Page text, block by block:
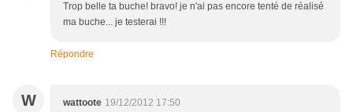
Trop belle ta buche! bravo! je n'ai pas encore tenté de réalisé
ma buche... je testerai !!!
Répondre
W wattoote 19/12/2012 17:50